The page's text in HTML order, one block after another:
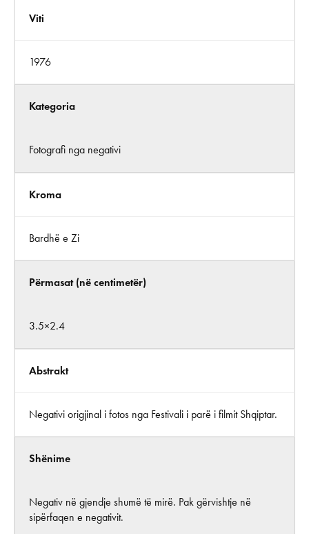
Viti
1976
Kategoria
Fotografi nga negativi
Kroma
Bardhë e Zi
Përmasat (në centimetër)
3.5×2.4
Abstrakt
Negativi origjinal i fotos nga Festivali i parë i filmit Shqiptar.
Shënime
Negativ në gjendje shumë të mirë. Pak gërvishtje në
sipërfaqen e negativit.